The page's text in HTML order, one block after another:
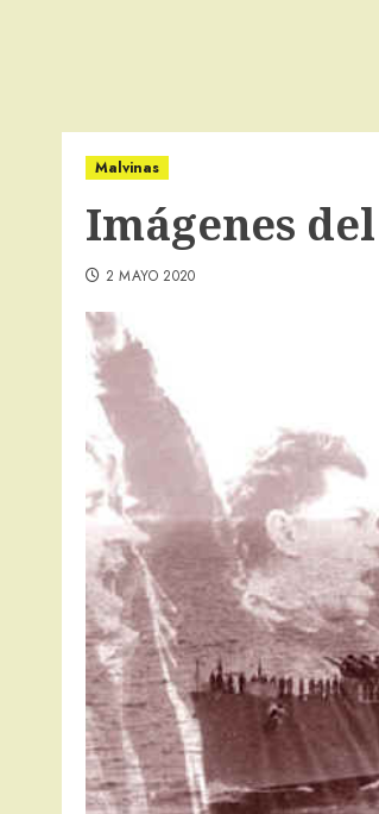
Malvinas
Imágenes
2 MAYO 2020